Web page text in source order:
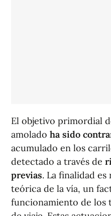
El objetivo primordial
amolado ha sido
acumulado en los
detectado a través de
previas. La finalidad
teórica de la vía, un
funcionamiento de los